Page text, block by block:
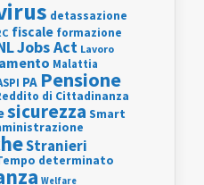
detassazione
fiscale formazione
Jobs Act Lavoro
Malattia
PA Pensione
di Cittadinanza
sicurezza Smart
Stranieri
determinato
Welfare